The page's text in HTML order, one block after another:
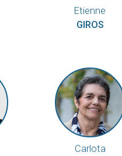
Etienne
GIROS
Carlota